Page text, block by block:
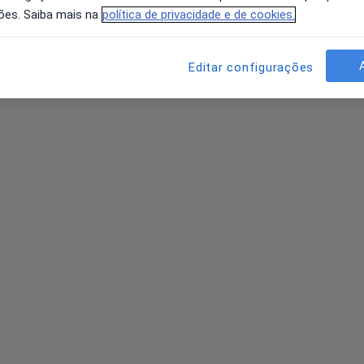
Saiba mais na política de privacidade e de cookies.
Editar configurações